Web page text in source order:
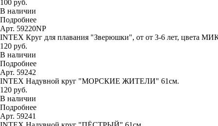
100 руб.
В наличии
Подробнее
Арт. 59220NP
INTEX Круг для плавания "Зверюшки", от от 3-6 лет, цвета
120 руб.
В наличии
Подробнее
Арт. 59242
INTEX Надувной круг "МОРСКИЕ ЖИТЕЛИ" 61см.
120 руб.
В наличии
Подробнее
Арт. 59241